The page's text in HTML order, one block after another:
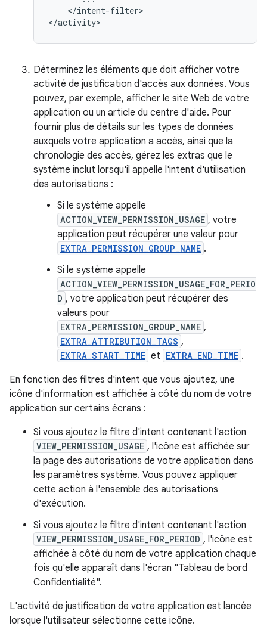
</intent-filter>
</activity>
Déterminez les éléments que doit afficher votre
activité de justification d'accès aux données. Vous
pouvez, par exemple, afficher le site Web de votre
application ou un article du centre d'aide. Pour
fournir plus de détails sur les types de données
auxquels votre application a accès, ainsi que la
chronologie des accès, gérez les extras que le
système inclut lorsqu'il appelle l'intent d'utilisation
des autorisations :
Si le système appelle
ACTION_VIEW_PERMISSION_USAGE , votre
application peut récupérer une valeur pour
EXTRA_PERMISSION_GROUP_NAME .
Si le système appelle
ACTION_VIEW_PERMISSION_USAGE_FOR_PERIO
D , votre application peut récupérer des
valeurs pour
EXTRA_PERMISSION_GROUP_NAME ,
EXTRA_ATTRIBUTION_TAGS ,
EXTRA_START_TIME et EXTRA_END_TIME .
En fonction des filtres d'intent que vous ajoutez, une
icône d'information est affichée à côté du nom de votre
application sur certains écrans :
Si vous ajoutez le filtre d'intent contenant l'action
VIEW_PERMISSION_USAGE , l'icône est affichée sur
la page des autorisations de votre application dans
les paramètres système. Vous pouvez appliquer
cette action à l'ensemble des autorisations
d'exécution.
Si vous ajoutez le filtre d'intent contenant l'action
VIEW_PERMISSION_USAGE_FOR_PERIOD , l'icône est
affichée à côté du nom de votre application chaque
fois qu'elle apparaît dans l'écran "Tableau de bord
Confidentialité".
L'activité de justification de votre application est lancée
lorsque l'utilisateur sélectionne cette icône.